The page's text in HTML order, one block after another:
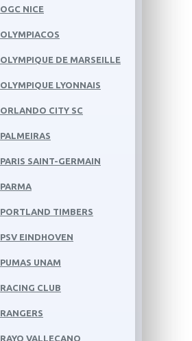
OGC NICE
OLYMPIACOS
OLYMPIQUE DE MARSEILLE
OLYMPIQUE LYONNAIS
ORLANDO CITY SC
PALMEIRAS
PARIS SAINT-GERMAIN
PARMA
PORTLAND TIMBERS
PSV EINDHOVEN
PUMAS UNAM
RACING CLUB
RANGERS
RAYO VALLECANO